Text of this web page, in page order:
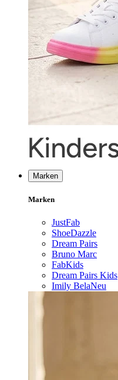
Marken
Marken
JustFab
ShoeDazzle
Dream Pairs
Bruno Marc
FabKids
Dream Pairs Kids
Imily BelaNeu